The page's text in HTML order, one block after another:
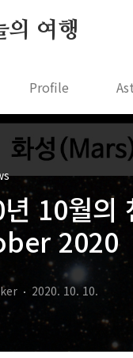
의 여행
Profile
10월
2020
2020. 10. 10.